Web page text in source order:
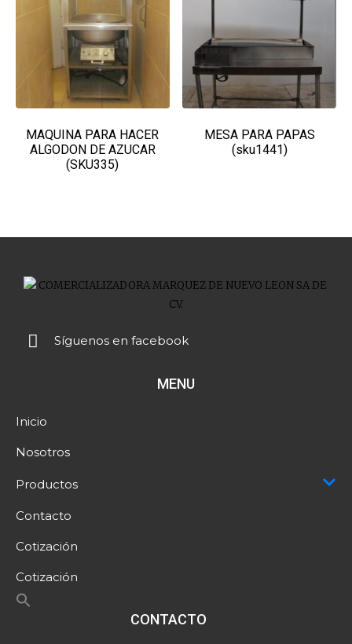
MAQUINA PARA HACER
ALGODON DE AZUCAR
(SKU335)
MESA PARA PAPAS
(sku1441)
Síguenos en facebook
MENU
Inicio
Nosotros
Productos
Contacto
Cotización
Cotización
CONTACTO